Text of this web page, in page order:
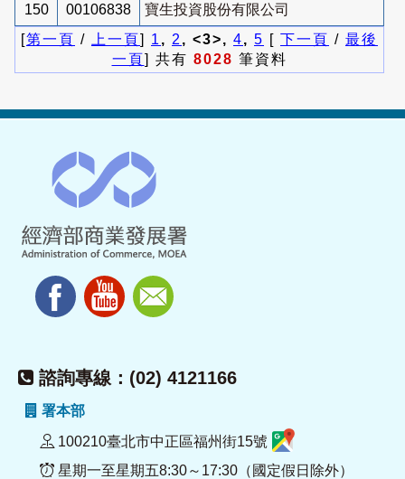
150 00106838
寶生投資股份有限公司
[第一頁 / 上一頁] 1 , 2 , <3>, 4, 5 [ 下一頁 / 最後
一頁] 共有 8028 筆資料
諮詢專線：(02) 4121166
署本部
100210臺北市中正區福州街15號
星期一至星期五8:30～17:30（國定假日除外）